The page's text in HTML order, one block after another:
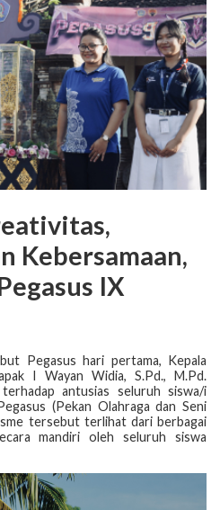
Kebersamaan,
IX
Pegasus hari pertama, Kepala
I Wayan Widia, S.Pd., M.Pd.
antusias seluruh siswa/i
(Pekan Olahraga dan Seni
tersebut terlihat dari berbagai
mandiri oleh seluruh siswa